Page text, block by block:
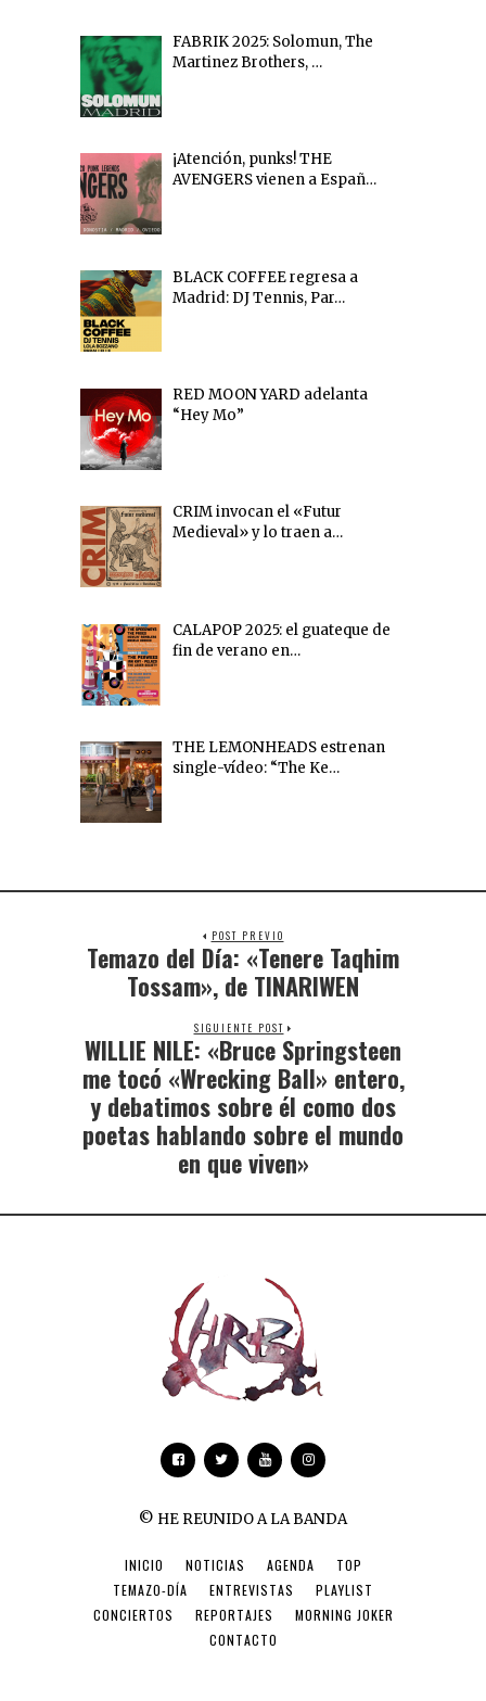
FABRIK 2025: Solomun, The
Martinez Brothers, …
¡Atención, punks! THE
AVENGERS vienen a Españ…
BLACK COFFEE regresa a
Madrid: DJ Tennis, Par…
RED MOON YARD adelanta
“Hey Mo”
CRIM invocan el «Futur
Medieval» y lo traen a…
CALAPOP 2025: el guateque de
fin de verano en…
THE LEMONHEADS estrenan
single-vídeo: “The Ke…
POST PREVIO
Temazo del Día: «Tenere Taqhim
Tossam», de TINARIWEN
SIGUIENTE POST
WILLIE NILE: «Bruce Springsteen
me tocó «Wrecking Ball» entero,
y debatimos sobre él como dos
poetas hablando sobre el mundo
en que viven»
© HE REUNIDO A LA BANDA
INICIO NOTICIAS AGENDA
TOP
TEMAZO-DÍA
ENTREVISTAS
PLAYLIST
CONCIERTOS
REPORTAJES
MORNING JOKER
CONTACTO